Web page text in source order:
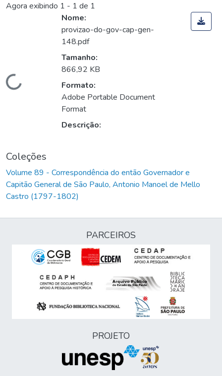
Agora exibindo 1 - 1 de 1
Carregando...
Nome:
provizao-do-gov-cap-gen-
148.pdf
Tamanho:
866,92 KB
Formato:
Adobe Portable Document
Format
Descrição:
Coleções
Volume 89 - Correspondência do então Governador e
Capitão General de São Paulo, Antonio Manoel de Mello
Castro (1797-1802)
PARCEIROS
PROJETO